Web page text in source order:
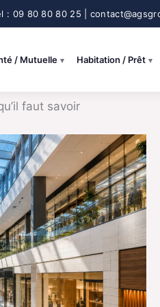
/ Mutuelle Habitation / Prêt
faut savoir